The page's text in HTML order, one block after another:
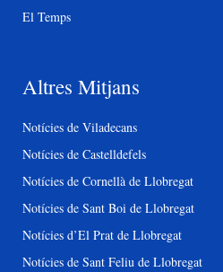
El Temps
Altres Mitjans
Notícies de Viladecans
Notícies de Castelldefels
Notícies de Cornellà de Llobregat
Notícies de Sant Boi de Llobregat
Notícies d’El Prat de Llobregat
Notícies de Sant Feliu de Llobregat